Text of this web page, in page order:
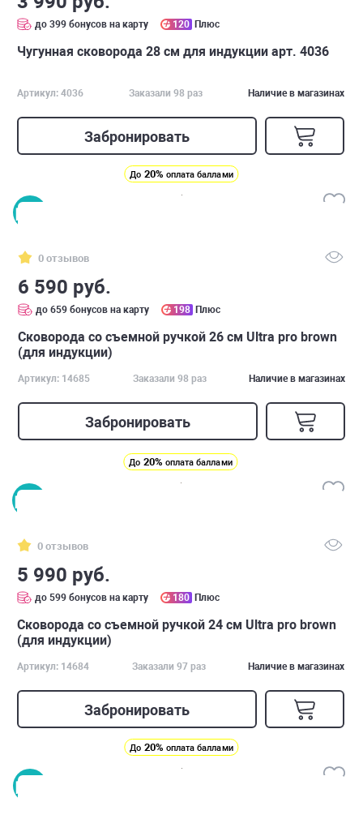
до 399 бонусов на карту 120 Плюс
Чугунная сковорода 28 см для индукции арт. 4036
Артикул: 4036 Заказали 98 раз Наличие в магазинах
Забронировать
До 20% оплата баллами
0 отзывов
6 590 руб.
до 659 бонусов на карту 198 Плюс
Сковорода со съемной ручкой 26 см Ultra pro brown
(для индукции)
Артикул: 14685 Заказали 98 раз Наличие в магазинах
Забронировать
До 20% оплата баллами
0 отзывов
5 990 руб.
до 599 бонусов на карту 180 Плюс
Сковорода со съемной ручкой 24 см Ultra pro brown
(для индукции)
Артикул: 14684 Заказали 97 раз Наличие в магазинах
Забронировать
До 20% оплата баллами